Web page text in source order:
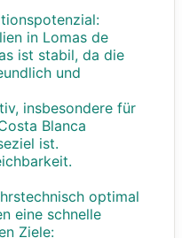
in Lomas de
ist stabil, da die
und
insbesondere für
Blanca
ist.
optimal
eine schnelle
Ziele: